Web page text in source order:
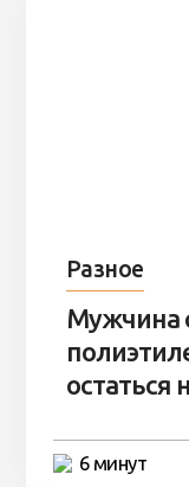
Разное
Мужчина
остаться
6 минут